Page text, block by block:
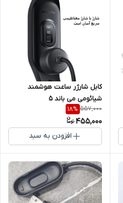
کابل شارژر ساعت هوشمند
شیائومی می باند 5
557,000
18%
455,000
افزودن به سبد